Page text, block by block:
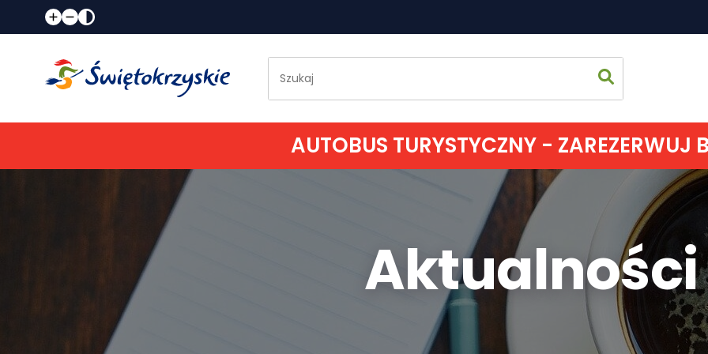
Strona
Co
Jak
Gdzie
AUTOBUS TURYSTYCZNY - ZAREZERWUJ
Aktualności